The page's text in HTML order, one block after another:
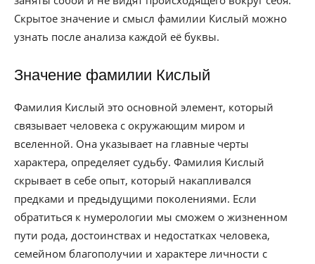
Скрытое значение и смысл фамилии Кислый можно
узнать после анализа каждой её буквы.
Значение фамилии Кислый
Фамилия Кислый это основной элемент, который
связывает человека с окружающим миром и
вселенной. Она указывает на главные черты
характера, определяет судьбу. Фамилия Кислый
скрывает в себе опыт, который накапливался
предками и предыдущими поколениями. Если
обратиться к нумерологии мы сможем о жизненном
пути рода, достоинствах и недостатках человека,
семейном благополучии и характере личности с